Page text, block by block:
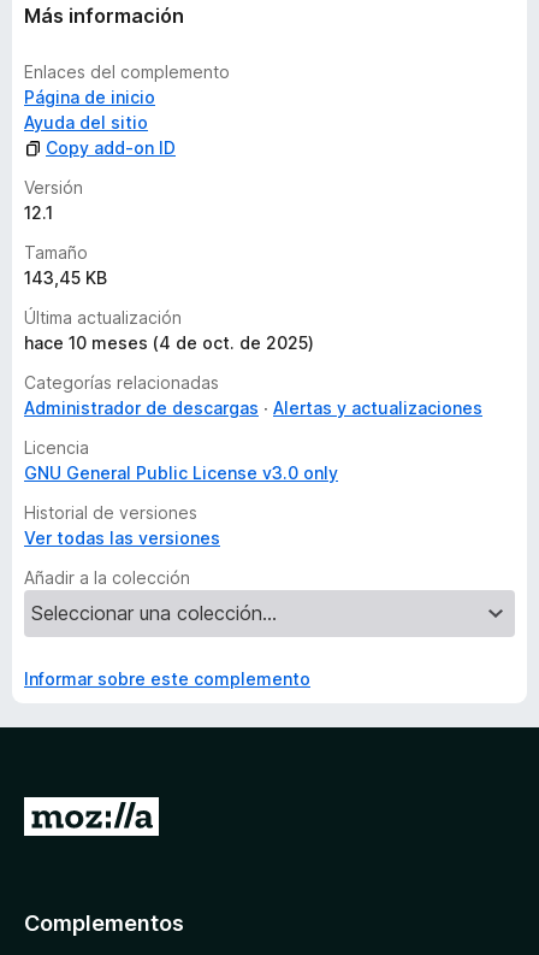
Más información
Enlaces del complemento
Página de inicio
Ayuda del sitio
Copy add-on ID
Versión
12.1
Tamaño
143,45 KB
Última actualización
hace 10 meses (4 de oct. de 2025)
Categorías relacionadas
Administrador de descargas
Alertas y actualizaciones
Licencia
GNU General Public License v3.0 only
Historial de versiones
Ver todas las versiones
Añadir a la colección
Informar sobre este complemento
Complementos